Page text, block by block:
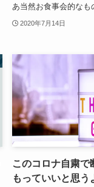
あ当然お食事会的なも
2020年7月14日
このコロナ自粛
もっていいと思う